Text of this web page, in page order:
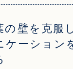
の壁を克服
ケーション